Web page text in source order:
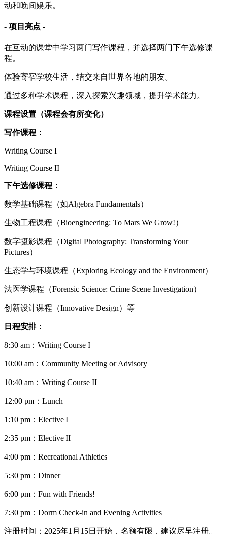
动和晚间娱乐。
- 项目亮点 -
在互动的课堂中学习两门写作课程，并选择两门下午选修课
程。
体验寄宿学校生活，结交来自世界各地的朋友。
通过多种学术课程，深入探索兴趣领域，提升学术能力。
课程设置（课程会有所变化）
写作课程：
Writing Course I
Writing Course II
下午选修课程：
数学基础课程（如Algebra Fundamentals）
生物工程课程（Bioengineering: To Mars We Grow!）
数字摄影课程（Digital Photography: Transforming Your
Pictures）
生态学与环境课程（Exploring Ecology and the Environment）
法医学课程（Forensic Science: Crime Scene Investigation）
创新设计课程（Innovative Design）等
日程安排：
8:30 am：Writing Course I
10:00 am：Community Meeting or Advisory
10:40 am：Writing Course II
12:00 pm：Lunch
1:10 pm：Elective I
2:35 pm：Elective II
4:00 pm：Recreational Athletics
5:30 pm：Dinner
6:00 pm：Fun with Friends!
7:30 pm：Dorm Check-in and Evening Activities
注册时间：2025年1月15日开始，名额有限，建议尽早注册。